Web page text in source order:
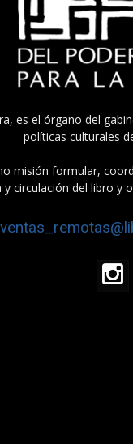
es el órgano del
políticas culturales
misión formular,
circulación del libro y